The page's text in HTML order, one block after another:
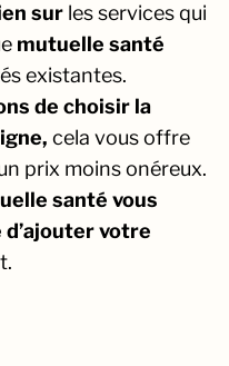
sur les services qui
mutuelle santé
existantes.
de choisir la
cela vous offre
prix moins onéreux.
santé vous
votre